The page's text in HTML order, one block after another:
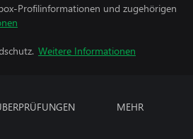
Profilinformationen und zugehörigen
Weitere Informationen
MEHR